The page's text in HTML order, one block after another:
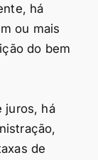
há
ou mais
do bem
juros, há
de